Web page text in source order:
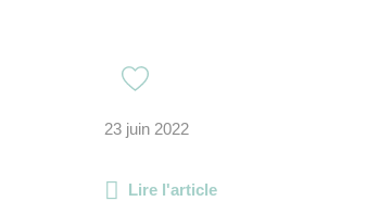
23 juin 2022
Lire l'article